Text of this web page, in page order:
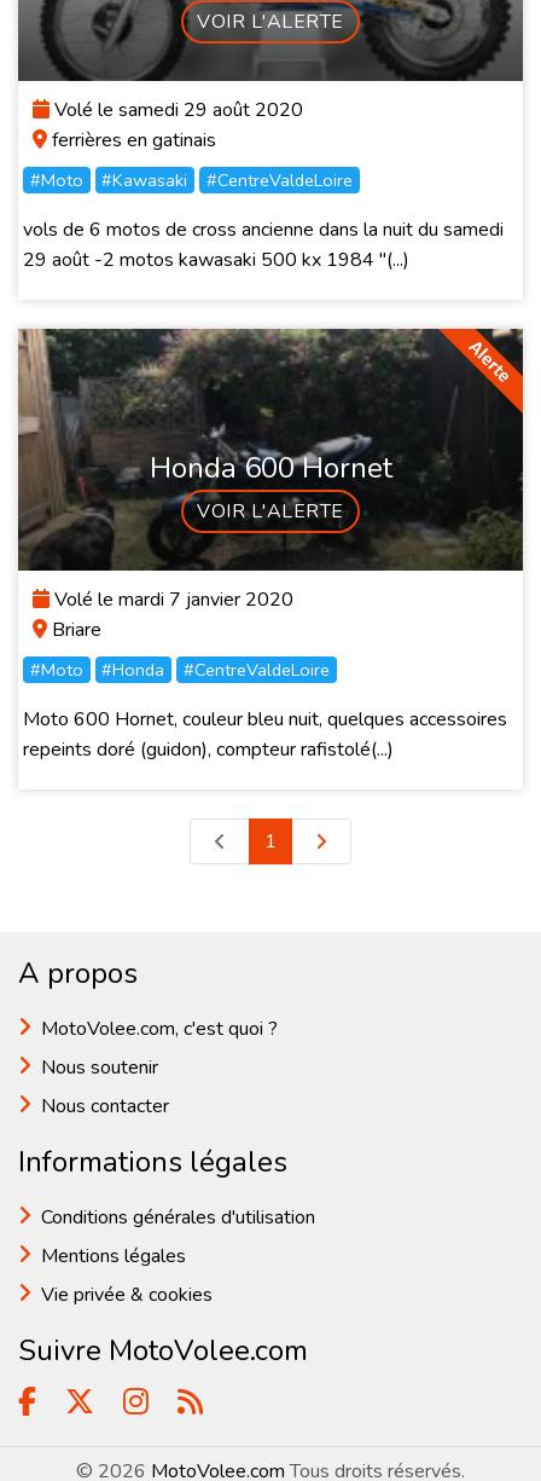
VOIR L'ALERTE
Volé le samedi 29 août 2020
ferrières en gatinais
#Moto #Kawasaki #CentreValdeLoire
vols de 6 motos de cross ancienne dans la nuit du samedi
29 août -2 motos kawasaki 500 kx 1984 "(...)
Honda 600 Hornet
VOIR L'ALERTE
Volé le mardi 7 janvier 2020
Briare
#Moto #Honda #CentreValdeLoire
Moto 600 Hornet, couleur bleu nuit, quelques accessoires
repeints doré (guidon), compteur rafistolé(...)
1
A propos
MotoVolee.com, c'est quoi ?
Nous soutenir
Nous contacter
Informations légales
Conditions générales d'utilisation
Mentions légales
Vie privée & cookies
Suivre MotoVolee.com
© 2026 MotoVolee.comTous droits réservés.